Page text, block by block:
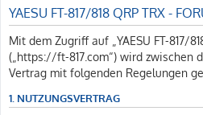
YAESU FT-817/818 QRP TRX -
Mit dem Zugriff auf „YAESU FT-817/
(„https://ft-817.com“) wird zwischen
Vertrag mit folgenden Regelungen
1. NUTZUNGSVERTRAG